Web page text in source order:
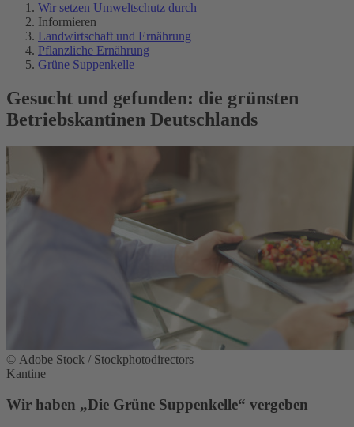
Wir setzen Umweltschutz durch
Informieren
Landwirtschaft und Ernährung
Pflanzliche Ernährung
Grüne Suppenkelle
Gesucht und gefunden: die grünsten
Betriebskantinen Deutschlands
© Adobe Stock / Stockphotodirectors
Kantine
Wir haben „Die Grüne Suppenkelle“ vergeben